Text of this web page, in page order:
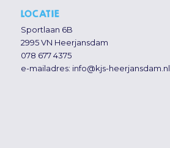
LOCATIE
Sportlaan 6B
2995 VN Heerjansdam
078 677 4375
e-mailadres: info@kjs-heerjansdam.nl